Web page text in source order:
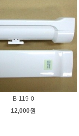
B-119-0
12,000원